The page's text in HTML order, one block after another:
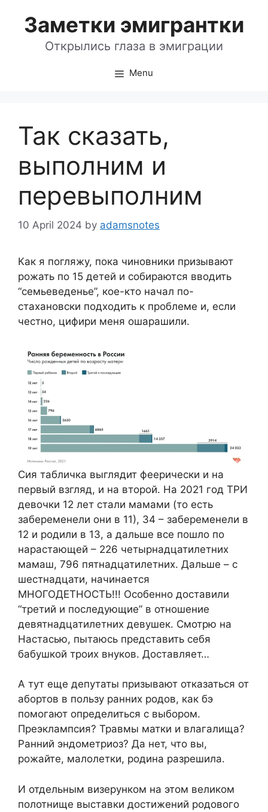
contentЗаметки эмигрантки
Открылись глаза в эмиграции
Menu
Так сказать,
выполним и
перевыполним
10 April 2024 by adamsnotes
Как я погляжу, пока чиновники призывают
рожать по 15 детей и собираются вводить
“семьеведенье”, кое-кто начал по-
стахановски подходить к проблеме и, если
честно, цифири меня ошарашили.
Сия табличка выглядит феерически и на
первый взгляд, и на второй. На 2021 год ТРИ
девочки 12 лет стали мамами (то есть
забеременели они в 11), 34 – забеременели в
12 и родили в 13, а дальше все пошло по
нарастающей – 226 четырнадцатилетних
мамаш, 796 пятнадцатилетних. Дальше – с
шестнадцати, начинается
МНОГОДЕТНОСТЬ!!! Особенно доставили
“третий и последующие” в отношение
девятнадцатилетних девушек. Смотрю на
Настасью, пытаюсь представить себя
бабушкой троих внуков. Доставляет…
А тут еще депутаты призывают отказаться от
абортов в пользу ранних родов, как бэ
помогают определиться с выбором.
Преэклампсия? Травмы матки и влагалища?
Ранний эндометриоз? Да нет, что вы,
рожайте, малолетки, родина разрешила.
И отдельным визерунком на этом великом
полотнище выставки достижений родового